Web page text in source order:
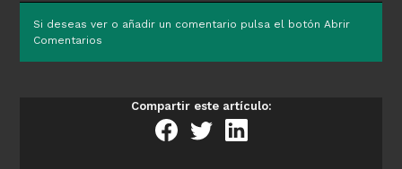
Si deseas ver o añadir un comentario pulsa el botón Abrir
Comentarios
Compartir este artículo: